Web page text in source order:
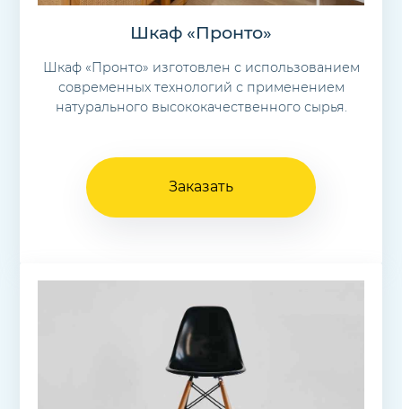
Шкаф «Пронто»
Шкаф «Пронто» изготовлен с использованием
современных технологий с применением
натурального высококачественного сырья.
Заказать